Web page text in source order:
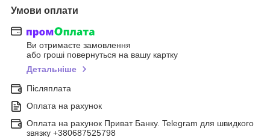
Умови оплати
Ви отримаєте замовлення
або гроші повернуться на вашу картку
Детальніше
Післяплата
Оплата на рахунок
Оплата на рахунок Приват Банку. Telegram для швидкого
звязку +380687525798